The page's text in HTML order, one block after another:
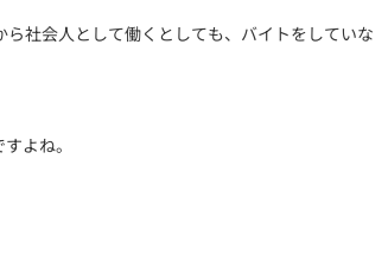
社会人として働くとしても、バイトをしていな
よね。